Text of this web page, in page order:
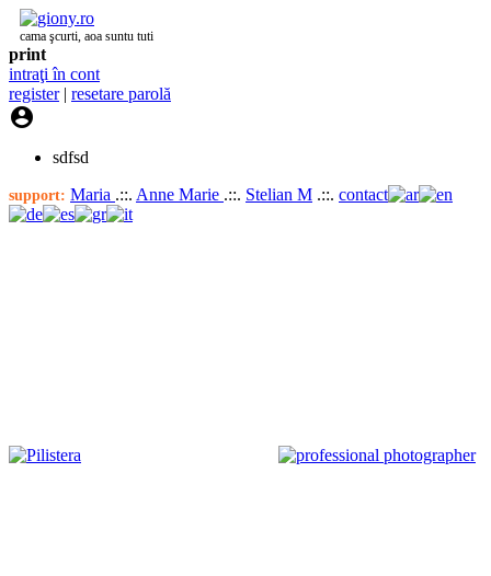
cama şcurti, aoa suntu tuti
print
intraţi în cont
register| resetare parolă

sdfsd
support: Maria .::. Anne Marie .::. Stelian M .::. contact